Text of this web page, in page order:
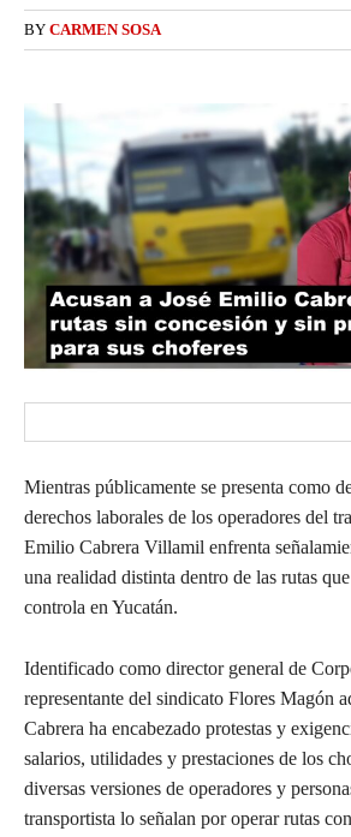
BY CARMEN SOSA
Mientras públicamente se presenta como
derechos laborales de los operadores del
Emilio Cabrera Villamil enfrenta
una realidad distinta dentro de las rutas
controla en Yucatán.
Identificado como director general de
representante del sindicato Flores Magón
Cabrera ha encabezado protestas y
salarios, utilidades y prestaciones de los
diversas versiones de operadores y
transportista lo señalan por operar rutas